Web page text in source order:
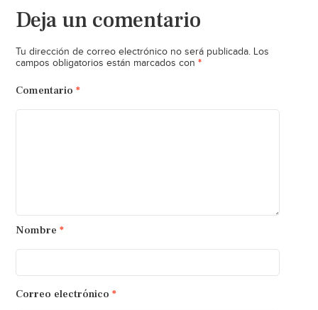
Deja un comentario
Tu dirección de correo electrónico no será publicada. Los
campos obligatorios están marcados con *
Comentario *
Nombre *
Correo electrónico *